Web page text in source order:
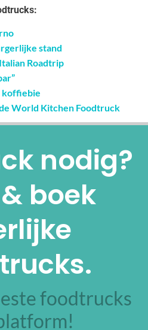
stand
Roadtrip
koffiebie
World Kitchen Foodtruck
nodig?
boek
foodtrucks